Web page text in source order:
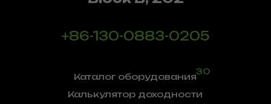
Калькулятор доходности
Каталог оборудования
30
+86-130-0883-0205